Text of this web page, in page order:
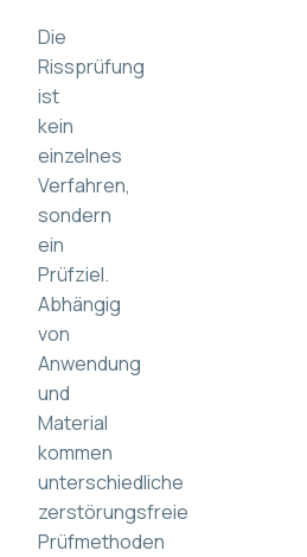
Die
Rissprüfung
ist
kein
einzelnes
Verfahren,
sondern
ein
Prüfziel.
Abhängig
von
Anwendung
und
Material
kommen
unterschiedliche
zerstörungsfreie
Prüfmethoden